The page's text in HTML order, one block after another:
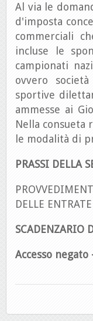
Al via le
d'imposta
commerciali
incluse le
campionati
ovvero
sportive
ammesse ai
Nella consueta
le modalità di
PRASSI DELLA
DELLE ENTRATE
SCADENZARIO
Accesso